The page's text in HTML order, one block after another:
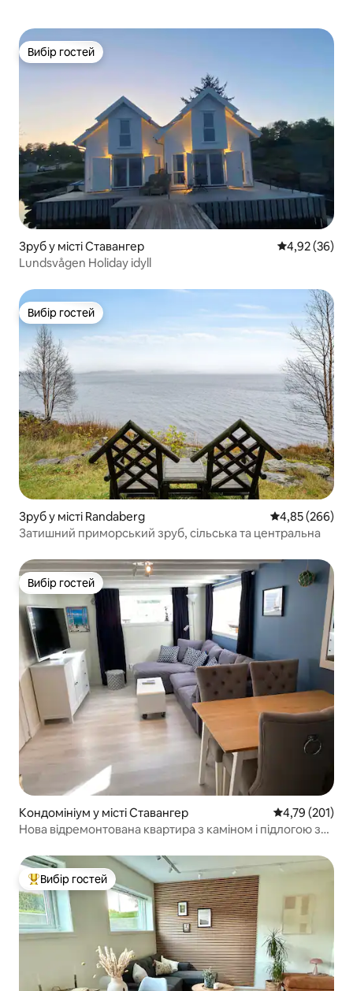
Вибір гостей
Вибір гостей
Зруб у місті Ставангер Середня
4,92 (36)
Lundsvågen Holiday idyll
Вибір гостей
Вибір гостей
Зруб у місті Randaberg Середня
4,85 (266)
Затишний приморський зруб, сільська та центральна
Вибір гостей
Вибір гостей
Кондомініум у місті Ставангер Середня
4,79 (201)
Нова відремонтована квартира з каміном і підлогою з
Топ вибір гостей
Вибір гостей